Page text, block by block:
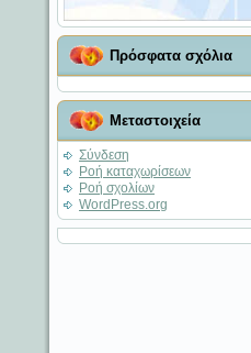
Πρόσφατα σχόλια
Μεταστοιχεία
Σύνδεση
Ροή καταχωρίσεων
Ροή σχολίων
WordPress.org